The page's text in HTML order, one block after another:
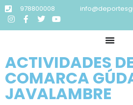
978800008
ACTIVIDADES
COMARCA
JAVALAMBRE